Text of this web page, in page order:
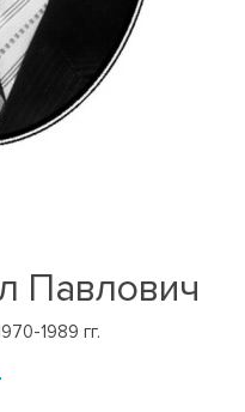
Павлович
1989 гг.